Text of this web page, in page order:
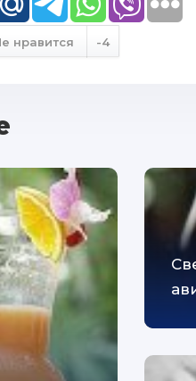
нравится -4